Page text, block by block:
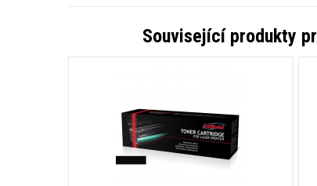
Související produkty